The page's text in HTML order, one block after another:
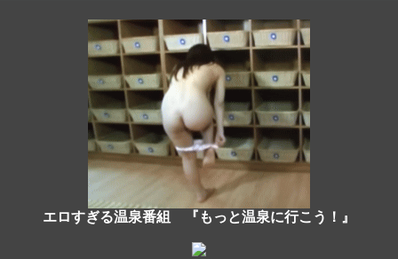
エロすぎる温泉番組 『もっと温泉に行こう！』